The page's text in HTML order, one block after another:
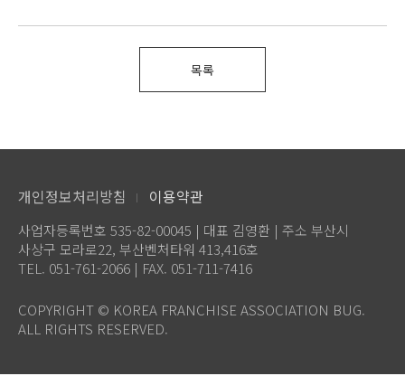
목록
개인정보처리방침 이용약관
사업자등록번호 535-82-00045 | 대표 김영환 | 주소 부산시
사상구 모라로22, 부산벤처타워 413,416호
TEL. 051-761-2066 | FAX. 051-711-7416
COPYRIGHT © KOREA FRANCHISE ASSOCIATION BUG.
ALL RIGHTS RESERVED.